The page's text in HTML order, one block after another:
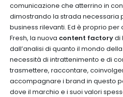
comunicazione che atterrino in
dimostrando la strada necessaria
business rilevanti. Ed è proprio
Fresh, la nuova content factorydi
dall’analisi di quanto il mondo
necessità di intrattenimento e di
trasmettere, raccontare,
accompagnare i brand in questo
dove il marchio e i suoi valori